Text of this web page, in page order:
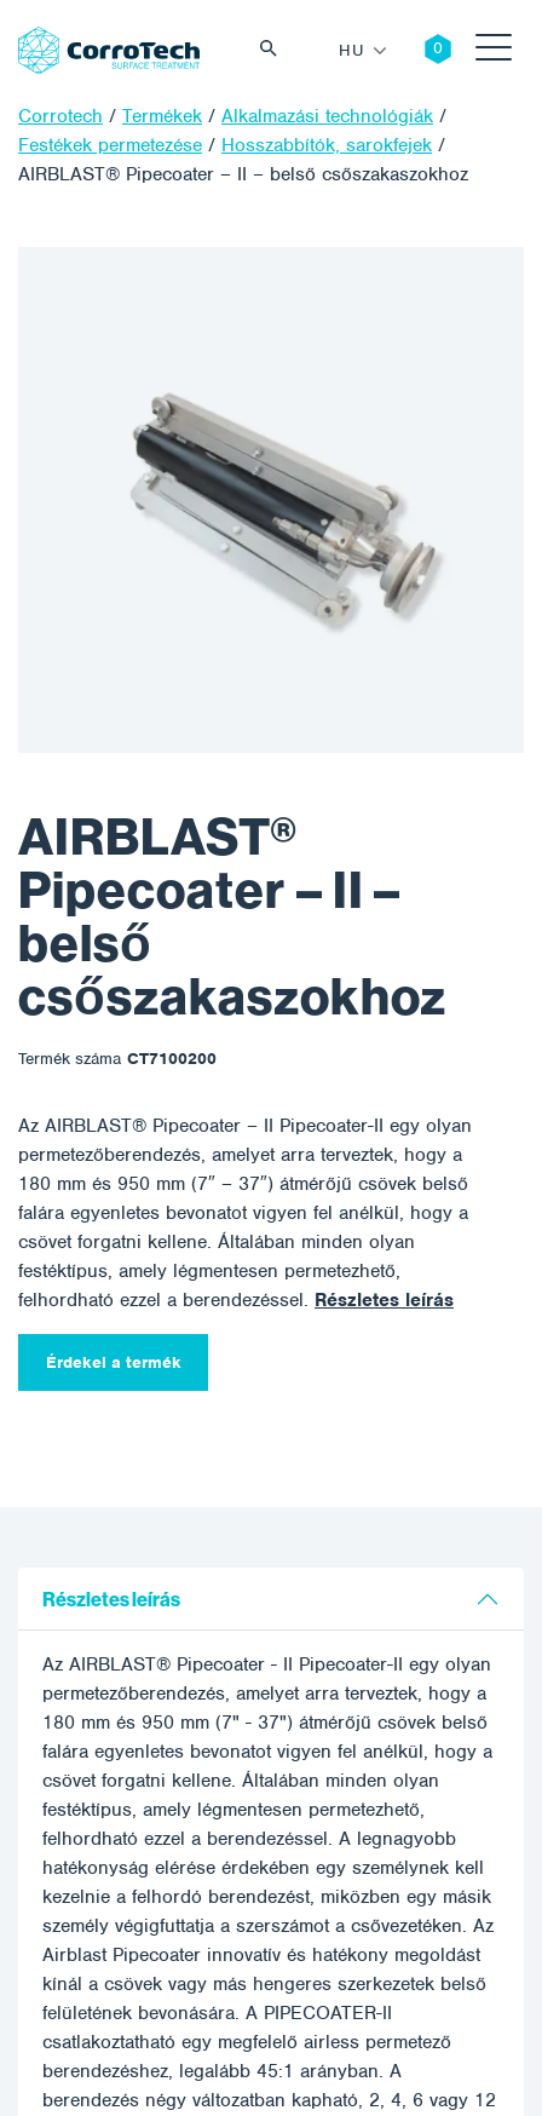
HU
Corrotech / Termékek / Alkalmazási technológiák /
Festékek permetezése / Hosszabbítók, sarokfejek /
AIRBLAST® Pipecoater – II – belső csőszakaszokhoz
AIRBLAST®
Pipecoater – II –
belső
csőszakaszokhoz
Termék száma CT7100200
Az AIRBLAST® Pipecoater – II Pipecoater-II egy olyan
permetezőberendezés, amelyet arra terveztek, hogy a
180 mm és 950 mm (7″ – 37″) átmérőjű csövek belső
falára egyenletes bevonatot vigyen fel anélkül, hogy a
csövet forgatni kellene. Általában minden olyan
festéktípus, amely légmentesen permetezhető,
felhordható ezzel a berendezéssel. Részletes leírás
Érdekel a termék
Részletes leírás
Az AIRBLAST® Pipecoater - II Pipecoater-II egy olyan
permetezőberendezés, amelyet arra terveztek, hogy a
180 mm és 950 mm (7" - 37") átmérőjű csövek belső
falára egyenletes bevonatot vigyen fel anélkül, hogy a
csövet forgatni kellene. Általában minden olyan
festéktípus, amely légmentesen permetezhető,
felhordható ezzel a berendezéssel. A legnagyobb
hatékonyság elérése érdekében egy személynek kell
kezelnie a felhordó berendezést, miközben egy másik
személy végigfuttatja a szerszámot a csővezetéken. Az
Airblast Pipecoater innovatív és hatékony megoldást
kínál a csövek vagy más hengeres szerkezetek belső
felületének bevonására. A PIPECOATER-II
csatlakoztatható egy megfelelő airless permetező
berendezéshez, legalább 45:1 arányban. A
berendezés négy változatban kapható, 2, 4, 6 vagy 12